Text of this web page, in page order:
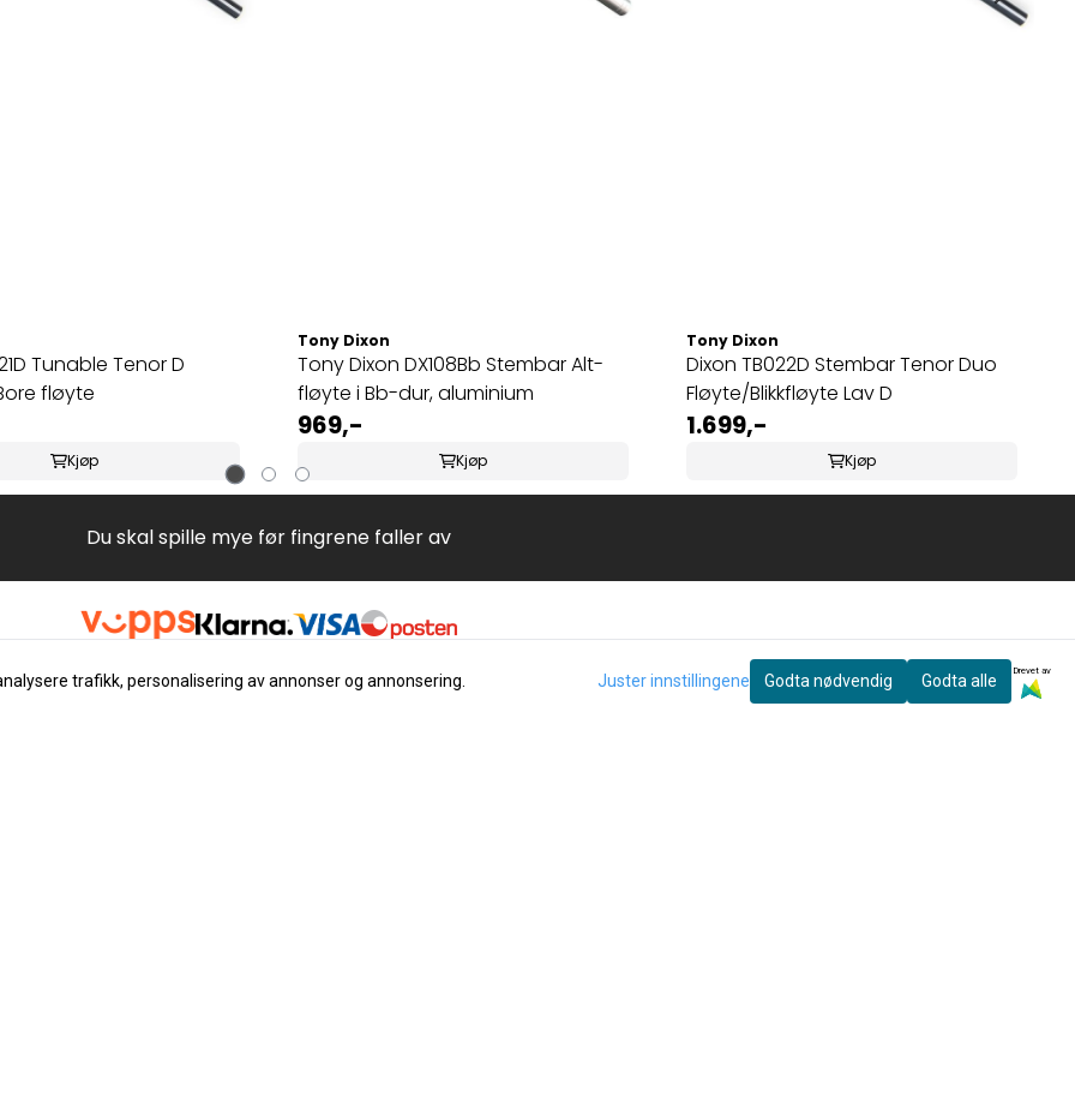
Tunable Tenor D
fløyte
Kjøp
Tony Dixon
Tony Dixon DX108Bb Stembar Alt-
fløyte i Bb-dur, aluminium
969,-
Kjøp
Tony Dixon
Dixon TB022D Stembar Tenor Duo
Fløyte/Blikkfløyte Lav D
1.699,-
Kjøp
Du skal spille mye før fingrene faller av
trafikk, personalisering av annonser og annonsering. Juster innstillingene Godta nødvendig Godta alle
Drevet av